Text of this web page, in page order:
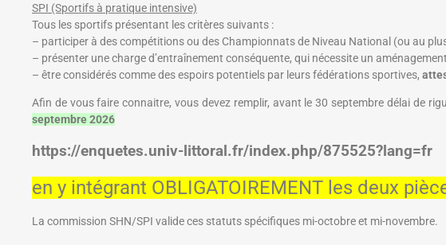
SPI (Sportifs à pratique intensive)
Tous les sportifs présentant les critères suivants :
– participer à des compétitions ou des Championnats de Niveau National (ou au
– présenter une charge d’entraînement conséquente, qui nécessite un
– être considérés comme des espoirs potentiels par leurs fédérations sportives,
Afin de vous faire connaitre, vous devez remplir, avant le 30 septembre délai de
septembre 2026
https://enquetes.univ-littoral.fr/index.php/875525?lang=fr
en y intégrant OBLIGATOIREMENT les deux
La commission SHN/SPI valide ces statuts spécifiques mi-octobre et mi-novembre.